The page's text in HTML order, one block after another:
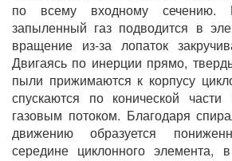
по всему входному сечению.
запыленный газ подводится в
вращение из-за лопаток
Двигаясь по инерции прямо,
пыли прижимаются к корпусу
спускаются по конической
газовым потоком. Благодаря
движению образуется
середине циклонного элемента,